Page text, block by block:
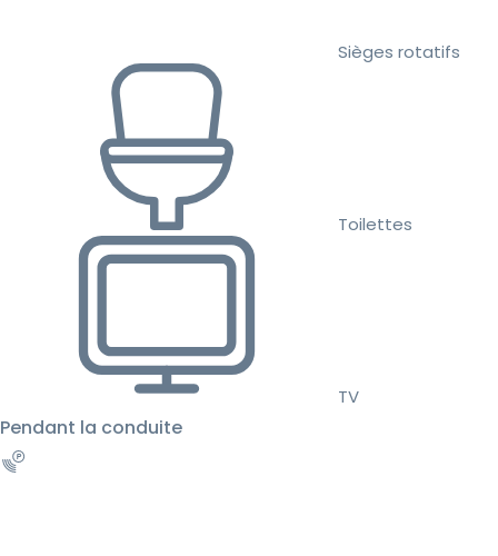
Sièges rotatifs
Toilettes
TV
Pendant la conduite